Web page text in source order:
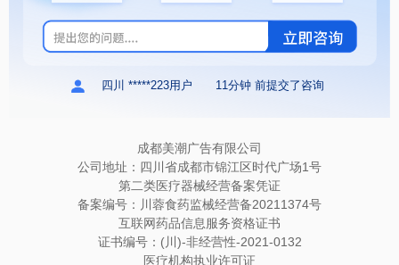
四川 *****223用户 11分钟 前提交了咨询
成都美潮广告有限公司
公司地址：四川省成都市锦江区时代广场1号
第二类医疗器械经营备案凭证
备案编号：川蓉食药监械经营备20211374号
互联网药品信息服务资格证书
证书编号：(川)-非经营性-2021-0132
医疗机构执业许可证